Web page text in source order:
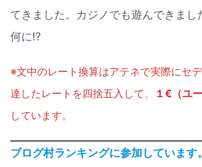
てきました。カジノでも遊んできまし
何に⁉︎
※文中のレート換算はアテネで実際にセ
達したレートを四捨五入して、
１€（ユ
しています。
ブログ村ランキングに参加しています